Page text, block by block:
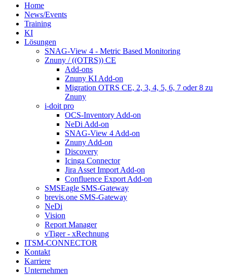
Home
News/Events
Training
KI
Lösungen
SNAG-View 4 - Metric Based Monitoring
Znuny / ((OTRS)) CE
Add-ons
Znuny KI Add-on
Migration OTRS CE, 2, 3, 4, 5, 6, 7 oder 8 zu
Znuny
i-doit pro
OCS-Inventory Add-on
NeDi Add-on
SNAG-View 4 Add-on
Znuny Add-on
Discovery
Icinga Connector
Jira Asset Import Add-on
Confluence Export Add-on
SMSEagle SMS-Gateway
brevis.one SMS-Gateway
NeDi
Vision
Report Manager
vTiger - xRechnung
ITSM-CONNECTOR
Kontakt
Karriere
Unternehmen